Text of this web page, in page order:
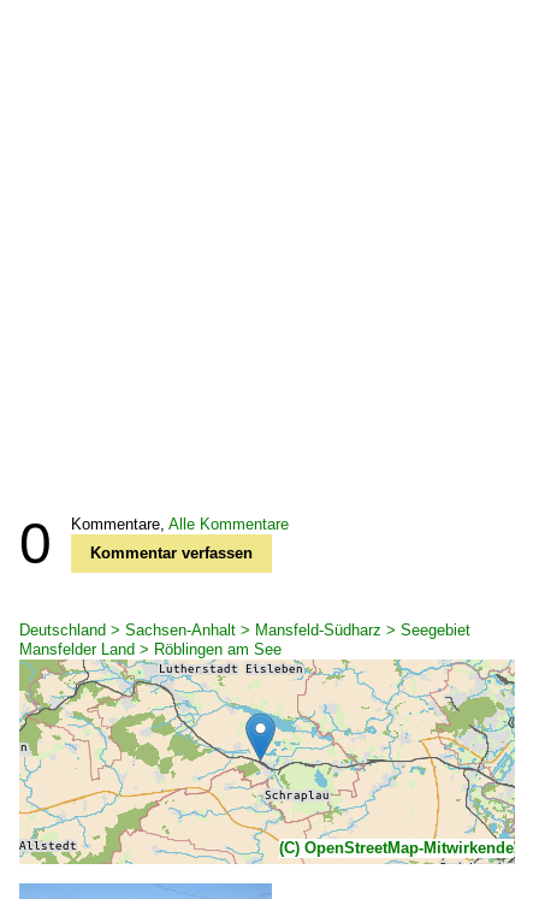
0 Kommentare, Alle Kommentare
Kommentar verfassen
Deutschland > Sachsen-Anhalt > Mansfeld-Südharz > Seegebiet
Mansfelder Land > Röblingen am See
(C) OpenStreetMap-Mitwirkende